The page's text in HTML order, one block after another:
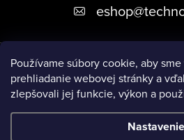
Používame súbory cookie, aby
prehliadanie webovej stránky a
zlepšovali jej funkcie, výkon a
Nastavenie
i
eshop@
Informácie
Prijímame online platby